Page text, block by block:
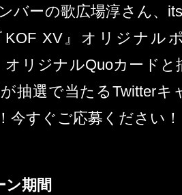
バーの歌広場淳さん、
KOF XV』オリジナル
オリジナルQuoカード
抽選で当たるTwitterキ
今すぐご応募ください！
ン期間